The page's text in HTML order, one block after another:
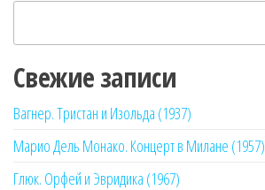
Свежие записи
Вагнер. Тристан и Изольда (1937)
Марио Дель Монако. Концерт в Милане (1957)
Глюк. Орфей и Эвридика (1967)